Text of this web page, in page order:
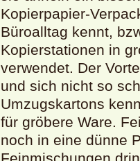
Kopierpapier-
Büroalltag kennt,
Kopierstationen in
verwendet. Der
und sich nicht so
Umzugskartons
für gröbere Ware.
noch in eine dünne
Feinmischungen